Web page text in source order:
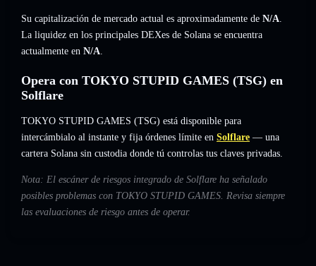
Su capitalización de mercado actual es aproximadamente de N/A.
La liquidez en los principales DEXes de Solana se encuentra
actualmente en N/A.
Opera con TOKYO STUPID GAMES (TSG) en
Solflare
TOKYO STUPID GAMES (TSG) está disponible para
intercámbialo al instante y fija órdenes límite en Solflare — una
cartera Solana sin custodia donde tú controlas tus claves privadas.
Nota: El escáner de riesgos integrado de Solflare ha señalado
posibles problemas con TOKYO STUPID GAMES. Revisa siempre
las evaluaciones de riesgo antes de operar.